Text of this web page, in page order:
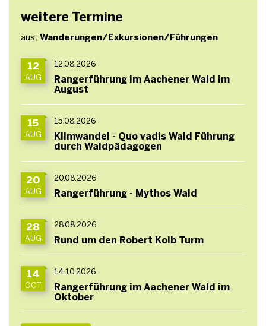
weitere Termine
aus: Wanderungen/Exkursionen/Führungen
12
AUG
12.08.2026
Rangerführung im Aachener Wald im
August
15
AUG
15.08.2026
Klimwandel - Quo vadis Wald Führung
durch Waldpädagogen
20
AUG
20.08.2026
Rangerführung - Mythos Wald
28
AUG
28.08.2026
Rund um den Robert Kolb Turm
14
OCT
14.10.2026
Rangerführung im Aachener Wald im
Oktober